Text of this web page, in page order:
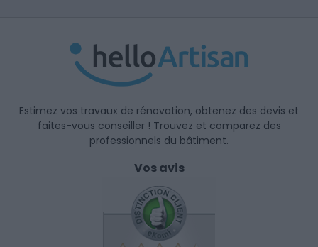
Estimez vos travaux de rénovation, obtenez des devis et
faites-vous conseiller ! Trouvez et comparez des
professionnels du bâtiment.
Vos avis